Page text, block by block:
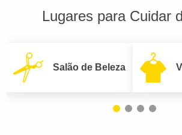
Lugares para Cuidar
Salão de Beleza